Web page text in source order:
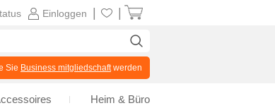
Einloggen
Sie Business mitgliedschaftwerden
Heim & Büro